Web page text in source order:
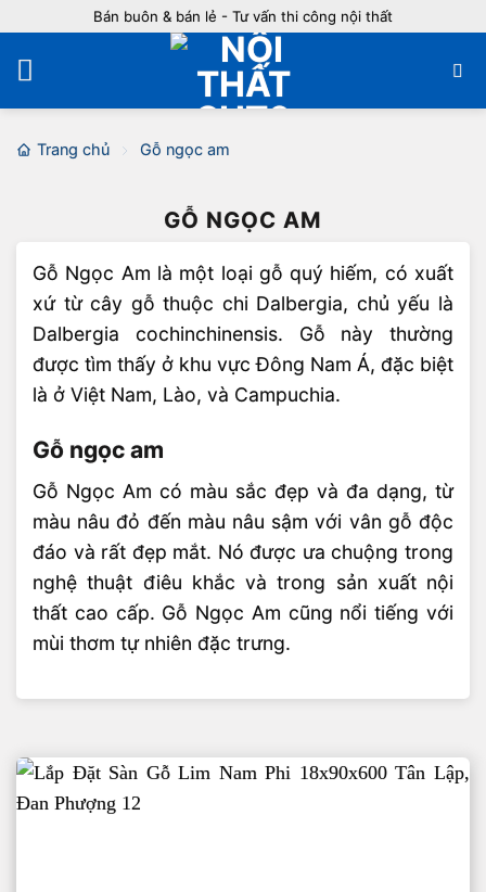
nội
dung
Bán buôn & bán lẻ - Tư vấn thi công nội thất
Trang chủ Gỗ ngọc am
GỖ NGỌC AM
Gỗ Ngọc Am là một loại gỗ quý hiếm, có xuất
xứ từ cây gỗ thuộc chi Dalbergia, chủ yếu là
Dalbergia cochinchinensis. Gỗ này thường
được tìm thấy ở khu vực Đông Nam Á, đặc biệt
là ở Việt Nam, Lào, và Campuchia.
Gỗ ngọc am
Gỗ Ngọc Am có màu sắc đẹp và đa dạng, từ
màu nâu đỏ đến màu nâu sậm với vân gỗ độc
đáo và rất đẹp mắt. Nó được ưa chuộng trong
nghệ thuật điêu khắc và trong sản xuất nội
thất cao cấp. Gỗ Ngọc Am cũng nổi tiếng với
mùi thơm tự nhiên đặc trưng.